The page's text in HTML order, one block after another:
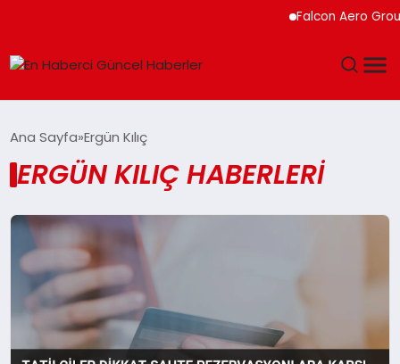
Falcon Aero
SPOR
SAĞLIK
TEKNOLOJI
MAGAZIN
DÜNYA
Ana Sayfa Ergün Kılıç
ERGÜN KILIÇ HABERLERI